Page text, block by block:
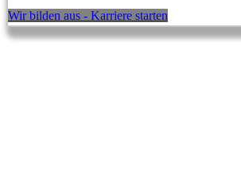
Wir bilden aus - Karriere starten